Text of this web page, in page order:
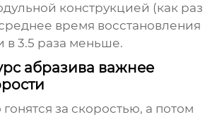
конструкцией (как раз
время восстановления
в 3.5 раза меньше.
абразива важнее
за скоростью, а потом